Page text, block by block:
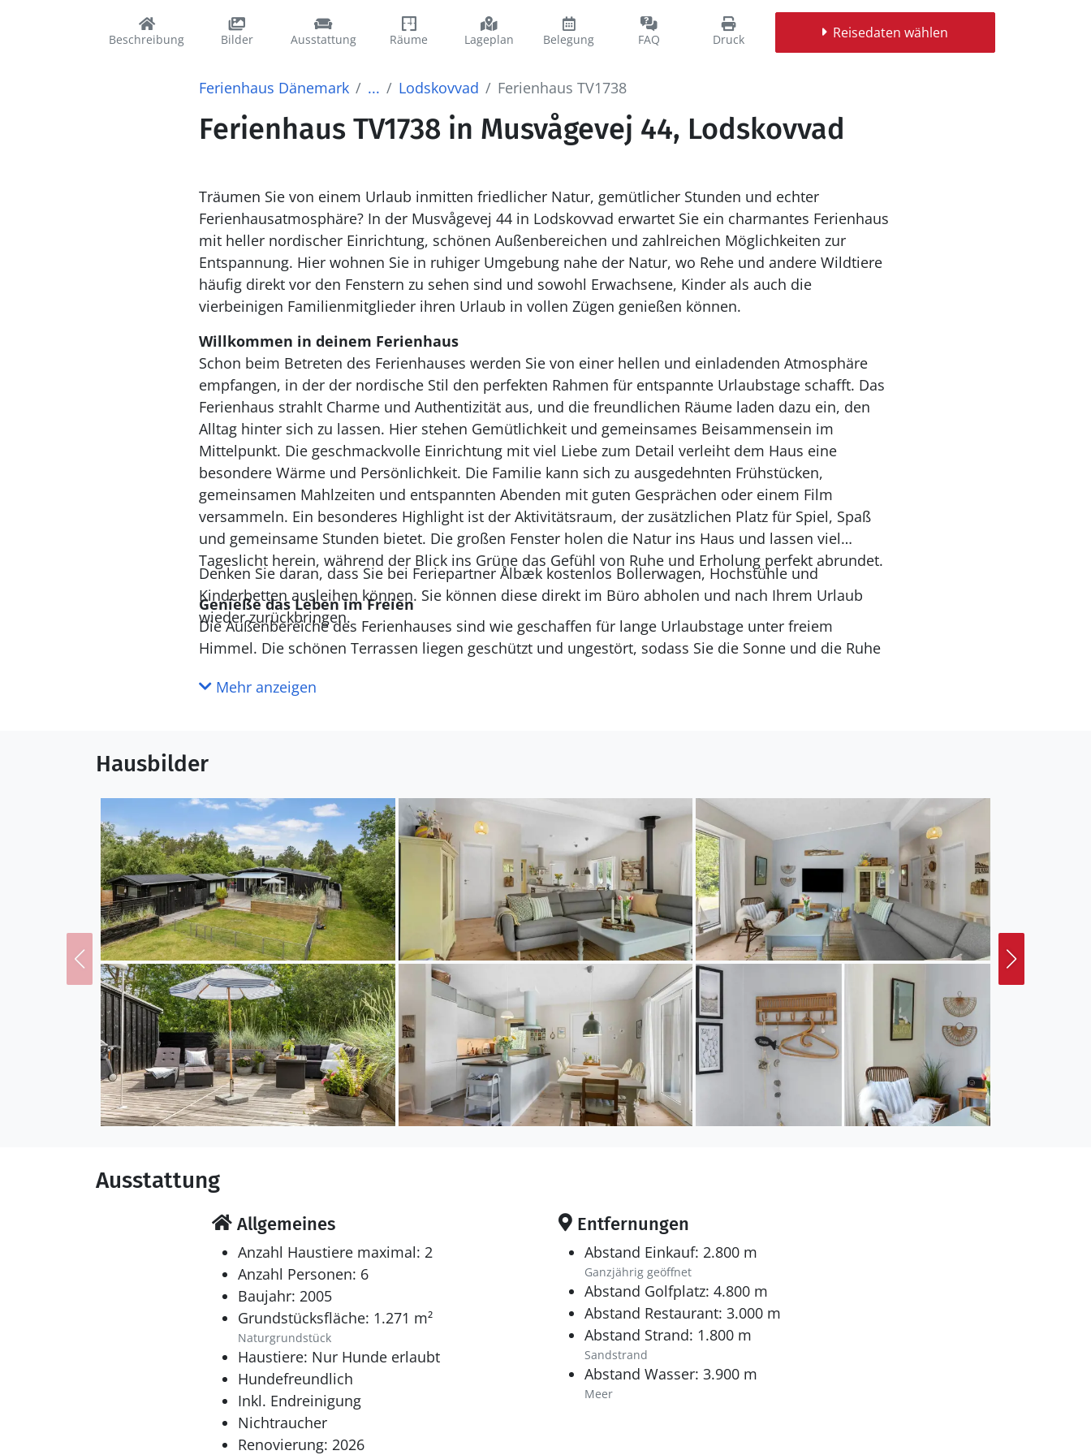
Beschreibung Bilder Ausstattung Räume Lageplan Belegung FAQ Druck Reisedaten wählen
Ferienhaus Dänemark ... Lodskovvad Ferienhaus TV1738
Ferienhaus TV1738 in Musvågevej 44, Lodskovvad
Träumen Sie von einem Urlaub inmitten friedlicher Natur, gemütlicher Stunden und echter
Ferienhausatmosphäre? In der Musvågevej 44 in Lodskovvad erwartet Sie ein charmantes Ferienhaus
mit heller nordischer Einrichtung, schönen Außenbereichen und zahlreichen Möglichkeiten zur
Entspannung. Hier wohnen Sie in ruhiger Umgebung nahe der Natur, wo Rehe und andere Wildtiere
häufig direkt vor den Fenstern zu sehen sind und sowohl Erwachsene, Kinder als auch die
vierbeinigen Familienmitglieder ihren Urlaub in vollen Zügen genießen können.
Willkommen in deinem Ferienhaus
Schon beim Betreten des Ferienhauses werden Sie von einer hellen und einladenden Atmosphäre
empfangen, in der der nordische Stil den perfekten Rahmen für entspannte Urlaubstage schafft. Das
Ferienhaus strahlt Charme und Authentizität aus, und die freundlichen Räume laden dazu ein, den
Alltag hinter sich zu lassen. Hier stehen Gemütlichkeit und gemeinsames Beisammensein im
Mittelpunkt. Die geschmackvolle Einrichtung mit viel Liebe zum Detail verleiht dem Haus eine
besondere Wärme und Persönlichkeit. Die Familie kann sich zu ausgedehnten Frühstücken,
gemeinsamen Mahlzeiten und entspannten Abenden mit guten Gesprächen oder einem Film
versammeln. Ein besonderes Highlight ist der Aktivitätsraum, der zusätzlichen Platz für Spiel, Spaß
und gemeinsame Stunden bietet. Die großen Fenster holen die Natur ins Haus und lassen viel
Tageslicht herein, während der Blick ins Grüne das Gefühl von Ruhe und Erholung perfekt abrundet.
Genieße das Leben im Freien
Die Außenbereiche des Ferienhauses sind wie geschaffen für lange Urlaubstage unter freiem
Himmel. Die schönen Terrassen liegen geschützt und ungestört, sodass Sie die Sonne und die Ruhe
praktisch für kleine Kinder und Hunde. Hier können alle sicher spielen und entspannen. Nach einem
angenehme Erfrischung oder einen belebenden Start in den Morgen. Rund um das Haus finden Sie
Abendessen unter freiem Himmel. Hier fällt es leicht, zur Ruhe zu kommen und den Urlaub ganz
bewusst zu genießen.
Entdecke deine Umgebung
Die Musvågevej liegt im naturschönen Lodskovvad, das für seine ruhige Lage und seine
abwechslungsreiche Natur bekannt ist. Vom Ferienhaus aus haben Sie direkten Zugang zu den vielen
Wander- und Spazierwegen der Umgebung, die sich durch Wälder, Heidelandschaften und offene
Naturgebiete schlängeln. Perfekt für ausgedehnte Spaziergänge mit den Hunden oder Fahrradtouren
durch die nordjütländische Landschaft. Die Region bietet ein reiches Tierleben, und mit etwas Glück
begegnen Sie Rehen, Hasen oder einer Vielzahl von Vogelarten. Gleichzeitig befinden Sie sich in der
Nähe einiger der schönsten Naturattraktionen Nordjütlands. Unternehmen Sie einen Ausflug zur
Ålbæk Klitplantage, erleben Sie die beeindruckende Wanderdüne Råbjerg Mile oder besuchen Sie die
breiten Sandstrände an der Kattegatküste. Dort können Sie den Sand zwischen den Zehen spüren
und dem beruhigenden Rauschen der Wellen lauschen. Nach einem erlebnisreichen Tag kehren Sie
in die friedliche Atmosphäre des Ferienhauses zurück und genießen die Stille unter dem
nordjütländischen Himmel.
Denken Sie daran, dass Sie bei Feriepartner Ålbæk kostenlos Bollerwagen, Hochstühle und
Kinderbetten ausleihen können. Sie können diese direkt im Büro abholen und nach Ihrem Urlaub
wieder zurückbringen.
Mehr anzeigen
Hausbilder
Ausstattung
Allgemeines
Anzahl Haustiere maximal: 2
Anzahl Personen: 6
Baujahr: 2005
Grundstücksfläche: 1.271 m²
Naturgrundstück
Haustiere: Nur Hunde erlaubt
Hundefreundlich
Inkl. Endreinigung
Nichtraucher
Renovierung: 2026
Entfernungen
Abstand Einkauf: 2.800 m
Ganzjährig geöffnet
Abstand Golfplatz: 4.800 m
Abstand Restaurant: 3.000 m
Abstand Strand: 1.800 m
Sandstrand
Abstand Wasser: 3.900 m
Meer